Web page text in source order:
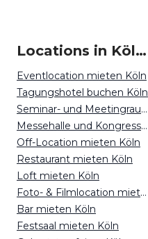
Locations in Köln mieten
Eventlocation mieten Köln
Tagungshotel buchen Köln
Seminar- und Meetingraum mieten Köln
Messehalle und Kongresszentrum mieten Köln
Off-Location mieten Köln
Restaurant mieten Köln
Loft mieten Köln
Foto- & Filmlocation mieten Köln
Bar mieten Köln
Festsaal mieten Köln